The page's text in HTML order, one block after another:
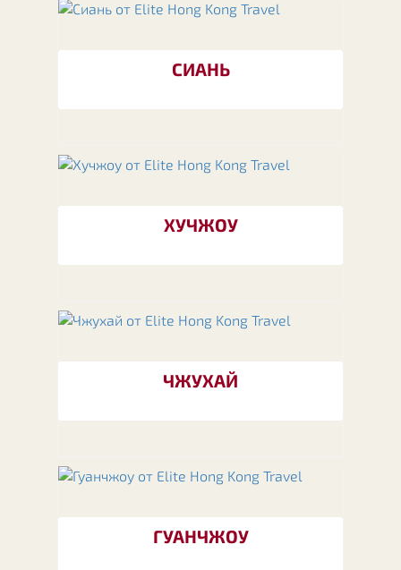
СИАНЬ
ХУЧЖОУ
ЧЖУХАЙ
ГУАНЧЖОУ